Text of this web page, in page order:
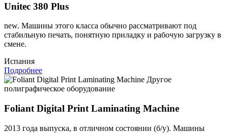
Unitec 380 Plus
new. Машины этого класса обычно рассматривают под
стабильную печать, понятную приладку и рабочую загрузку в
смене.
Испания
Подробнее
Другое
полиграфическое оборудование
Foliant Digital Print Laminating Machine
2013 года выпуска, в отличном состоянии (б/у). Машины